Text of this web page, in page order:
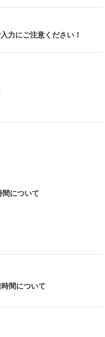
力にご注意ください！
間について
間について